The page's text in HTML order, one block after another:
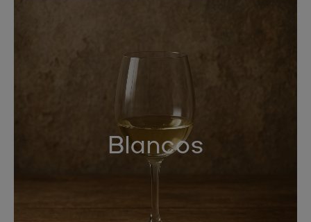
Blancos